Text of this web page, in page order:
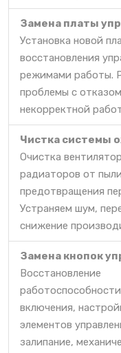
Замена платы
Установка новой
восстановления
режимами работы.
проблемы с
некорректной
Чистка системы
Очистка
радиаторов от
предотвращения
Устраняем шум,
снижение
Замена кнопок
Восстановление
включения,
элементов
залипание,